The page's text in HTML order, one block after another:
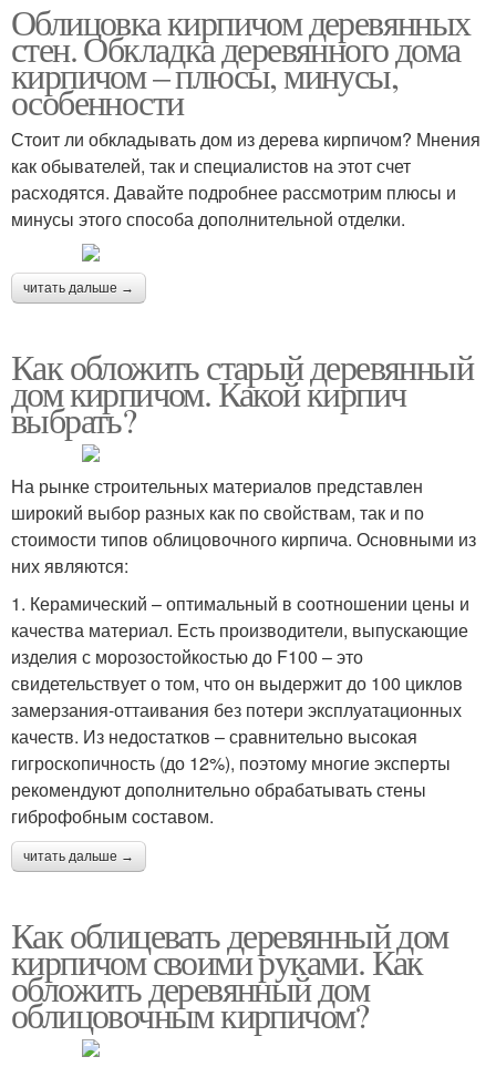
Облицовка кирпичом деревянных
стен. Обкладка деревянного дома
кирпичом – плюсы, минусы,
особенности
Стоит ли обкладывать дом из дерева кирпичом? Мнения
как обывателей, так и специалистов на этот счет
расходятся. Давайте подробнее рассмотрим плюсы и
минусы этого способа дополнительной отделки.
читать дальше →
Как обложить старый деревянный
дом кирпичом. Какой кирпич
выбрать?
На рынке строительных материалов представлен
широкий выбор разных как по свойствам, так и по
стоимости типов облицовочного кирпича. Основными из
них являются:
1. Керамический – оптимальный в соотношении цены и
качества материал. Есть производители, выпускающие
изделия с морозостойкостью до F100 – это
свидетельствует о том, что он выдержит до 100 циклов
замерзания-оттаивания без потери эксплуатационных
качеств. Из недостатков – сравнительно высокая
гигроскопичность (до 12%), поэтому многие эксперты
рекомендуют дополнительно обрабатывать стены
гиброфобным составом.
читать дальше →
Как облицевать деревянный дом
кирпичом своими руками. Как
обложить деревянный дом
облицовочным кирпичом?